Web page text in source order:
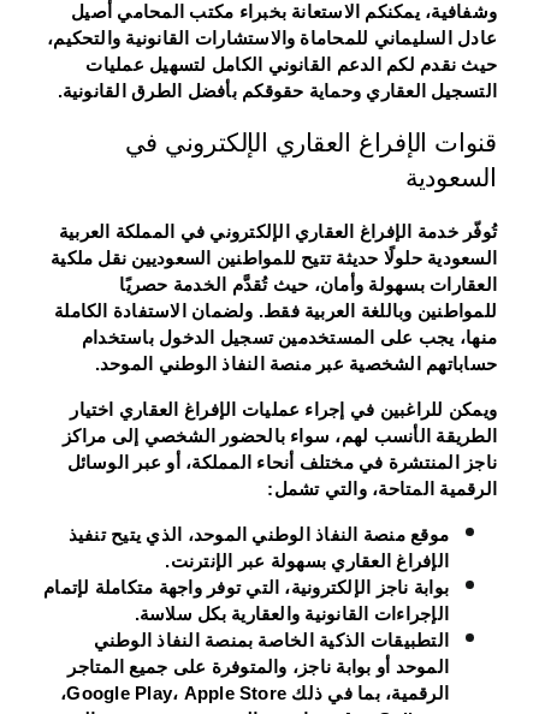
وشفافية، يمكنكم الاستعانة بخبراء مكتب المحامي أصيل
عادل السليماني للمحاماة والاستشارات القانونية والتحكيم،
حيث نقدم لكم الدعم القانوني الكامل لتسهيل عمليات
التسجيل العقاري وحماية حقوقكم بأفضل الطرق القانونية.
قنوات الإفراغ العقاري الإلكتروني في
السعودية
تُوفّر خدمة الإفراغ العقاري الإلكتروني في المملكة العربية
السعودية حلولًا حديثة تتيح للمواطنين السعوديين نقل ملكية
العقارات بسهولة وأمان، حيث تُقدَّم الخدمة حصريًا
للمواطنين وباللغة العربية فقط. ولضمان الاستفادة الكاملة
منها، يجب على المستخدمين تسجيل الدخول باستخدام
حساباتهم الشخصية عبر منصة النفاذ الوطني الموحد.
ويمكن للراغبين في إجراء عمليات الإفراغ العقاري اختيار
الطريقة الأنسب لهم، سواء بالحضور الشخصي إلى مراكز
ناجز المنتشرة في مختلف أنحاء المملكة، أو عبر الوسائل
الرقمية المتاحة، والتي تشمل:
موقع منصة النفاذ الوطني الموحد، الذي يتيح تنفيذ
الإفراغ العقاري بسهولة عبر الإنترنت.
بوابة ناجز الإلكترونية، التي توفر واجهة متكاملة لإتمام
الإجراءات القانونية والعقارية بكل سلاسة.
التطبيقات الذكية الخاصة بمنصة النفاذ الوطني
الموحد أو بوابة ناجز، والمتوفرة على جميع المتاجر
الرقمية، بما في ذلك Google Play، Apple Store،